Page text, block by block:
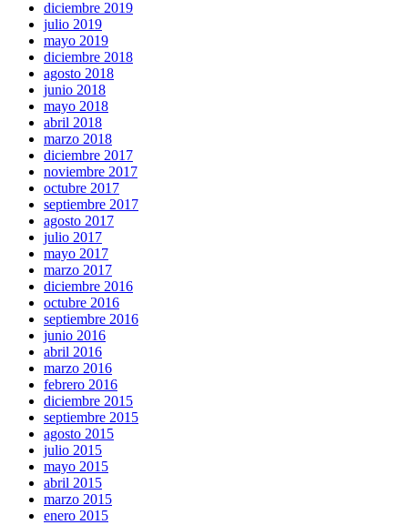
diciembre 2019
julio 2019
mayo 2019
diciembre 2018
agosto 2018
junio 2018
mayo 2018
abril 2018
marzo 2018
diciembre 2017
noviembre 2017
octubre 2017
septiembre 2017
agosto 2017
julio 2017
mayo 2017
marzo 2017
diciembre 2016
octubre 2016
septiembre 2016
junio 2016
abril 2016
marzo 2016
febrero 2016
diciembre 2015
septiembre 2015
agosto 2015
julio 2015
mayo 2015
abril 2015
marzo 2015
enero 2015